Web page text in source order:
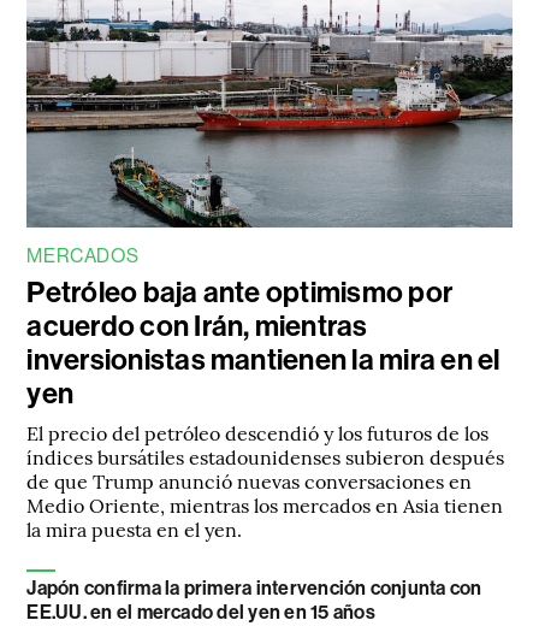
MERCADOS
Petróleo baja ante optimismo por
acuerdo con Irán, mientras
inversionistas mantienen la mira en el
yen
El precio del petróleo descendió y los futuros de los
índices bursátiles estadounidenses subieron después
de que Trump anunció nuevas conversaciones en
Medio Oriente, mientras los mercados en Asia tienen
la mira puesta en el yen.
Japón confirma la primera intervención conjunta con
EE.UU. en el mercado del yen en 15 años